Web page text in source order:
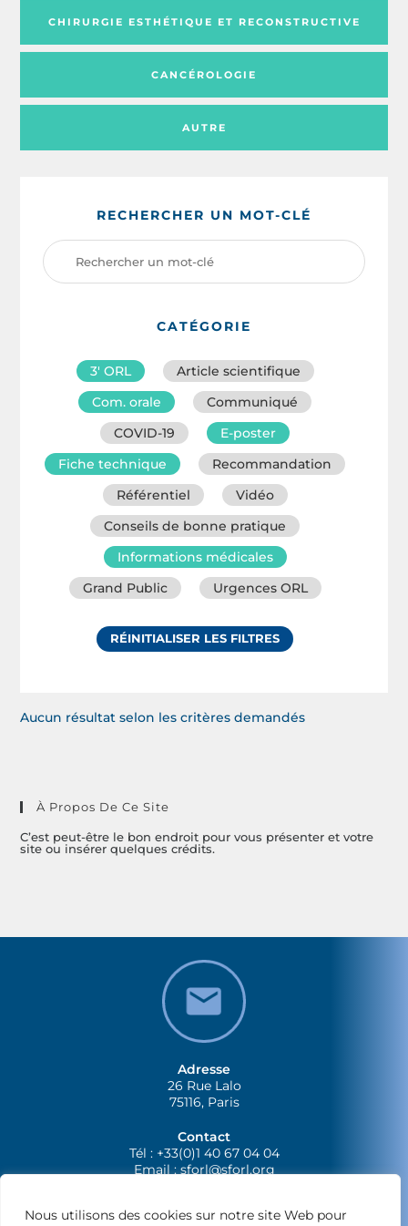
Nous utilisons des cookies sur notre site Web pour
AUTRE
CHIRURGIE ESTHÉTIQUE ET RECONSTRUCTIVE
CANCÉROLOGIE
RECHERCHER UN MOT-CLÉ
CATÉGORIE
3′ ORL
Article scientifique
Com. orale
Communiqué
COVID-19
E-poster
Fiche technique
Recommandation
Référentiel
Vidéo
Conseils de bonne pratique
Informations médicales
Grand Public
Urgences ORL
RÉINITIALISER LES FILTRES
Aucun résultat selon les critères demandés
À Propos De Ce Site
C’est peut-être le bon endroit pour vous présenter et votre
site ou insérer quelques crédits.
Adresse
26 Rue Lalo
75116, Paris
Contact
Tél : +33(0)1 40 67 04 04
Email :sforl@sforl.org